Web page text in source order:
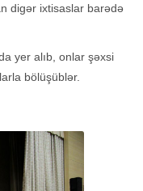
digər ixtisaslar barədə
yer alıb, onlar şəxsi
bölüşüblər.